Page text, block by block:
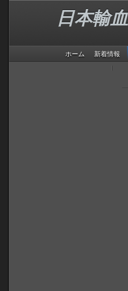
日本輸
ホーム 新着情報